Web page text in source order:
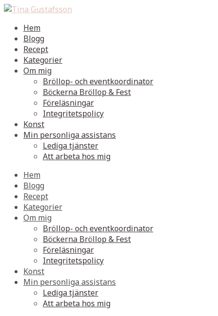
Hem
Blogg
Recept
Kategorier
Om mig
Bröllop- och eventkoordinator
Böckerna Bröllop & Fest
Föreläsningar
Integritetspolicy
Konst
Min personliga assistans
Lediga tjänster
Att arbeta hos mig
Hem
Blogg
Recept
Kategorier
Om mig
Bröllop- och eventkoordinator
Böckerna Bröllop & Fest
Föreläsningar
Integritetspolicy
Konst
Min personliga assistans
Lediga tjänster
Att arbeta hos mig